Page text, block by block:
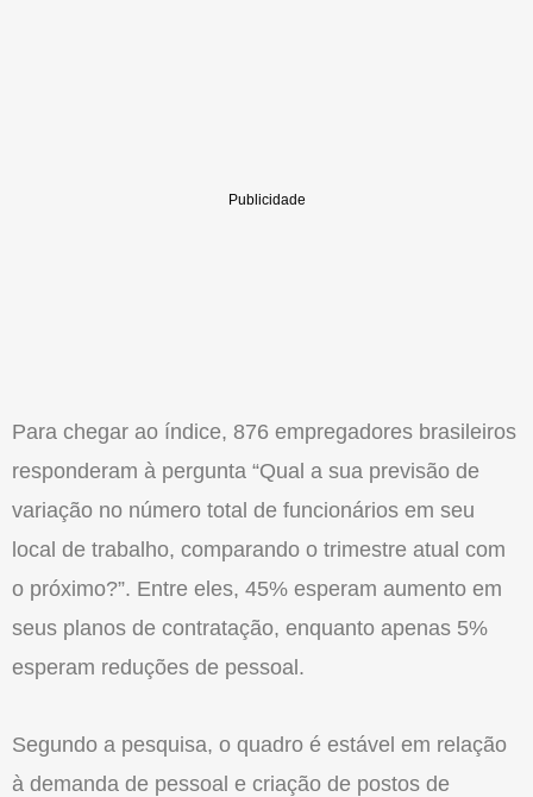
Para chegar ao índice, 876 empregadores brasileiros
responderam à pergunta “Qual a sua previsão de
variação no número total de funcionários em seu
local de trabalho, comparando o trimestre atual com
o próximo?”. Entre eles, 45% esperam aumento em
seus planos de contratação, enquanto apenas 5%
esperam reduções de pessoal.
Segundo a pesquisa, o quadro é estável em relação
à demanda de pessoal e criação de postos de